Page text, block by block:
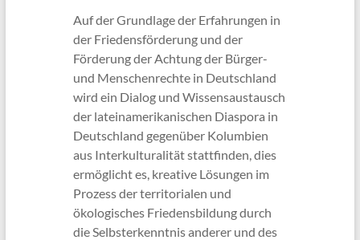
Auf der Grundlage der Erfahrungen in
der Friedensförderung und der
Förderung der Achtung der Bürger-
und Menschenrechte in Deutschland
wird ein Dialog und Wissensaustausch
der lateinamerikanischen Diaspora in
Deutschland gegenüber Kolumbien
aus Interkulturalität stattfinden, dies
ermöglicht es, kreative Lösungen im
Prozess der territorialen und
ökologisches Friedensbildung durch
die Selbsterkenntnis anderer und des